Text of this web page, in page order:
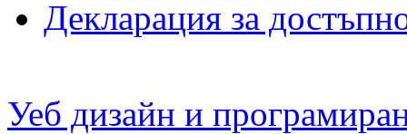
Декларация за
Уеб дизайн и